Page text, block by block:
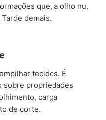
que, a olho nu,
demais.
tecidos. É
sobre propriedades
carga
de corte.